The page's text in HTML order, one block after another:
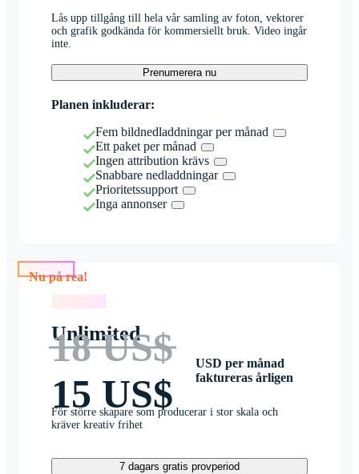
Lås upp tillgång till hela vår samling av foton, vektorer
och grafik godkända för kommersiellt bruk. Video ingår
inte.
Prenumerera nu
Planen inkluderar:
Fem bildnedladdningar per månad
Ett paket per månad
Ingen attribution krävs
Snabbare nedladdningar
Prioritetssupport
Inga annonser
Nu på rea!
Unlimited
18 US$
15 US$
USD per månad
faktureras årligen
För större skapare som producerar i stor skala och
kräver kreativ frihet
7 dagars gratis provperiod